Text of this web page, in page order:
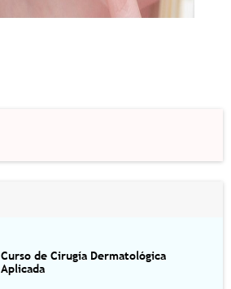
Curso de Cirugía Dermatológica
Aplicada